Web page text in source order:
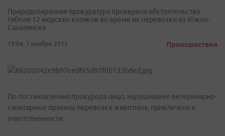
Природоохранная прокуратура проверила обстоятельства
гибели 12 морских котиков во время их перевозки из Южно-
Сахалинска
19:04, 1 ноября 2011 Происшествия
По постановлению прокурора лицо, нарушившее ветеринарно-
санитарные правила перевозки животных, привлечено к
ответственности.